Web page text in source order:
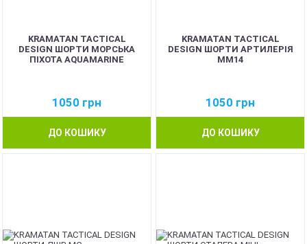
KRAMATAN TACTICAL
DESIGN ШОРТИ МОРСЬКА
ПІХОТА AQUAMARINE
1050 грн
ДО КОШИКУ
KRAMATAN TACTICAL
DESIGN ШОРТИ АРТИЛЕРІЯ
MM14
1050 грн
ДО КОШИКУ